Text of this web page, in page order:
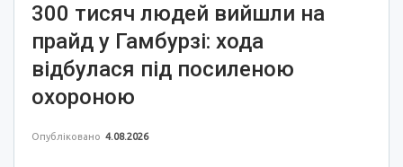
300 тисяч людей вийшли на
прайд у Гамбурзі: хода
відбулася під посиленою
охороною
Опубліковано 4.08.2026